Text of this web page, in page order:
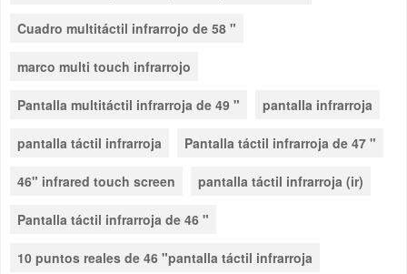
Cuadro multitáctil infrarrojo de 58 "
marco multi touch infrarrojo
Pantalla multitáctil infrarroja de 49 " pantalla infrarroja
pantalla táctil infrarroja Pantalla táctil infrarroja de 47 "
46" infrared touch screen pantalla táctil infrarroja (ir)
Pantalla táctil infrarroja de 46 "
10 puntos reales de 46 "pantalla táctil infrarroja